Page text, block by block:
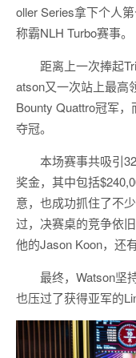
oller Series拿下个人
称霸NLH Turbo赛事。
距离上一次捧起
atson又一次站上最高
Bounty Quattro冠军
夺冠。
本场赛事共吸引
奖金，其中包括
意，也成功抓住了不
过，决赛桌的竞争依
他的Jason Koon，还
最终，Watson坚
也压过了获得亚军的